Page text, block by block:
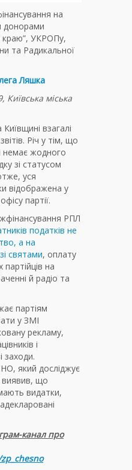
на
донорами
краю”, УКРОПу,
та Радикальної
Ляшка
Київська міська
взагалі
Річ у тім, що
немає жодного
зі статусом
уся
відображена у
партії.
РПЛ
податків не
а на
святами, оплату
партійців на
й радіо та
партіям
у ЗМІ
рекламу,
і
заходи.
який досліджує
виявив, що
видатки,
канал про